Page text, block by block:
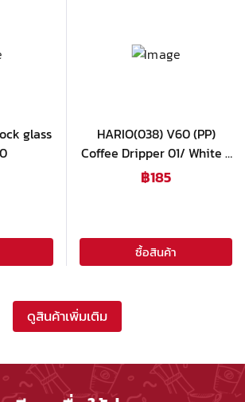
glass
HARIO(038) V60 (PP)
Coffee Dripper 01/ White /
VD-01W
฿185
ซื้อสินค้า
ดูสินค้าเพิ่มเติม